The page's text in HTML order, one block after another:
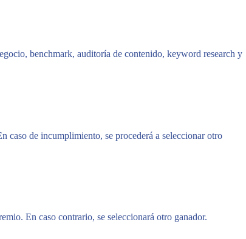
benchmark, auditoría de contenido, keyword research y
caso de incumplimiento, se procederá a seleccionar otro
En caso contrario, se seleccionará otro ganador.